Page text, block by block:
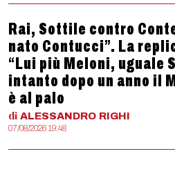
Rai, Sottile contro
nato Contucci”. La
“Lui più Meloni, uguale
intanto dopo un anno il
è al palo
di ALESSANDRO RIGHI
07/08/2026 19:48